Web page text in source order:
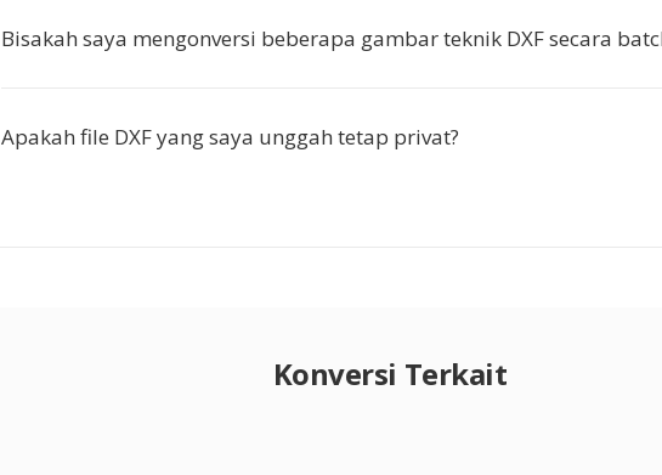
Bisakah saya mengonversi beberapa gambar teknik DXF secara
Apakah file DXF yang saya unggah tetap privat?
Konversi Terkait